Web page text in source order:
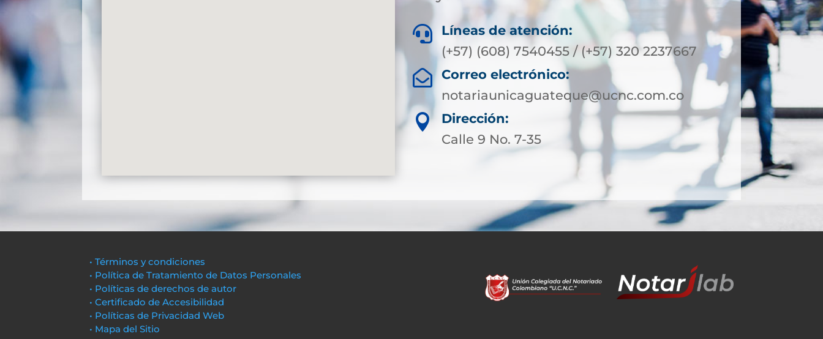

Líneas de atención:
(+57) (608) 7540455 / (+57) 320 2237667

Correo electrónico:
notariaunicaguateque@ucnc.com.co

Dirección:
Calle 9 No. 7-35
• Términos y condiciones
• Política de Tratamiento de Datos Personales
• Políticas de derechos de autor
• Certificado de Accesibilidad
• Políticas de Privacidad Web
• Mapa del Sitio